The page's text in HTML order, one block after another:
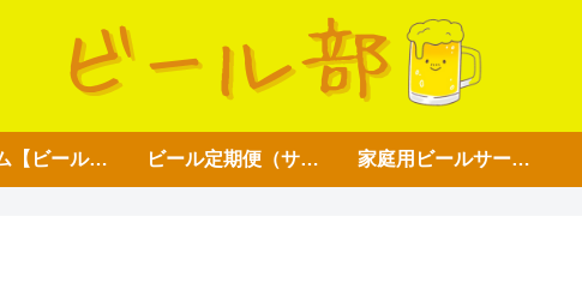
アイテム【ビール好き用】 ビール定期便（サブスク） 家庭用ビールサーバー